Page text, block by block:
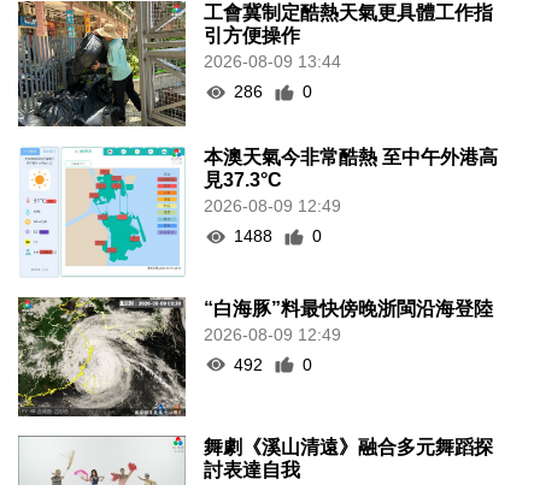
工會冀制定酷熱天氣更具體工作指
引方便操作
2026-08-09 13:44
286
0
本澳天氣今非常酷熱 至中午外港高
見37.3°C
2026-08-09 12:49
1488
0
“白海豚”料最快傍晚浙閩沿海登陸
2026-08-09 12:49
492
0
舞劇《溪山清遠》融合多元舞蹈探
討表達自我